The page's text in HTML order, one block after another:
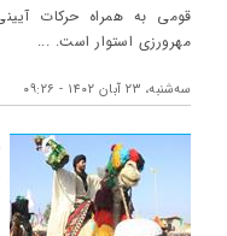
قومی به همراه حرکات
مهرورزی استوار است. ...
ﺳﻪشنبه، ۲۳ آبان ۱۴۰۲ - ۰۹:۲۶